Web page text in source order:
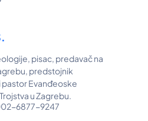
pisac, predavač na
predstojnik
Evanđeoske
u Zagrebu.
6877-9247